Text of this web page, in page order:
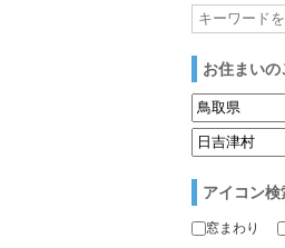
お住まいの
アイコン検
窓まわり